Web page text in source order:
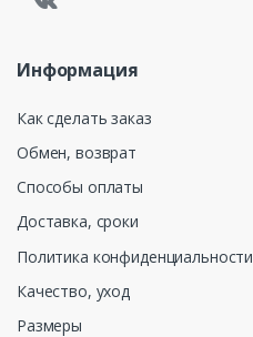
Информация
Как сделать заказ
Обмен, возврат
Способы оплаты
Доставка, сроки
Политика конфиденциальности
Качество, уход
Размеры